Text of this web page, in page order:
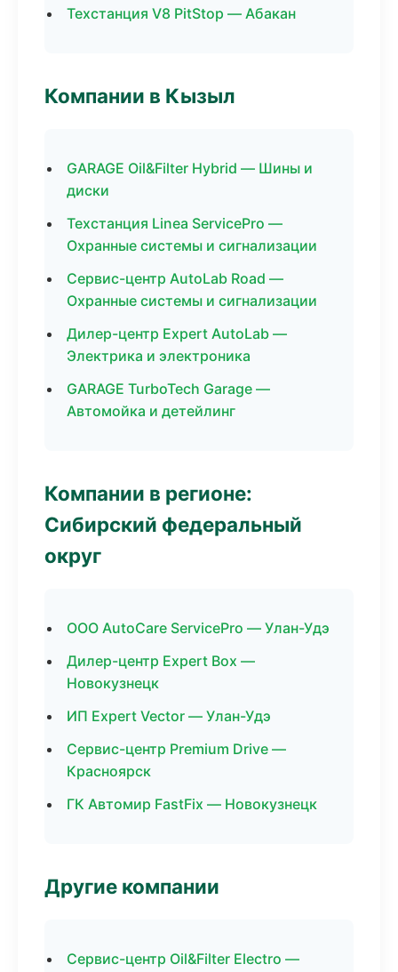
Техстанция V8 PitStop — Абакан
Компании в Кызыл
GARAGE Oil&Filter Hybrid — Шины и
диски
Техстанция Linea ServicePro —
Охранные системы и сигнализации
Сервис-центр AutoLab Road —
Охранные системы и сигнализации
Дилер-центр Expert AutoLab —
Электрика и электроника
GARAGE TurboTech Garage —
Автомойка и детейлинг
Компании в регионе:
Сибирский федеральный
округ
ООО AutoCare ServicePro — Улан-Удэ
Дилер-центр Expert Box —
Новокузнецк
ИП Expert Vector — Улан-Удэ
Сервис-центр Premium Drive —
Красноярск
ГК Автомир FastFix — Новокузнецк
Другие компании
Сервис-центр Oil&Filter Electro —